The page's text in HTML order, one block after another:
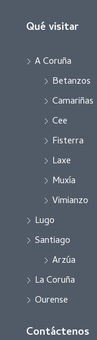
Qué visitar
A Coruña
Betanzos
Camariñas
Cee
Fisterra
Laxe
Muxía
Vimianzo
Lugo
Santiago
Arzúa
La Coruña
Ourense
Contáctenos